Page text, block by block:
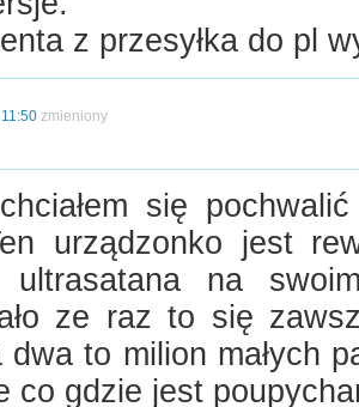
z przesyłka do pl
zmieniony
się
urządzonko jest
ultrasatana na
ze raz to się
to milion małych
co gdzie jest